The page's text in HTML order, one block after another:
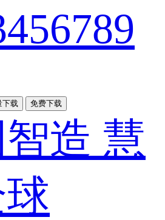
下载 免费下载
造 慧